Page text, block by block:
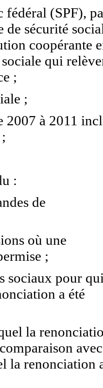
fédéral (SPF),
sécurité
coopérante
qui
;
;
2007 à 2011
:
de
où une
;
sociaux pour
a été
la
la renonciation